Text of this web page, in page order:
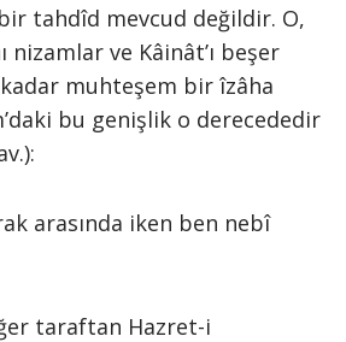
tahdîd mevcud değildir. O,
nizamlar ve Kâinât’ı beşer
muhteşem bir îzâha
bu genişlik o derecededir
arasında iken ben nebî
taraftan Hazret-i